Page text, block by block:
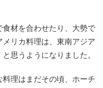
材を合わせたり、大勢で
リカ料理は、東南アジア
思うようになりました。
理はまだその頃、ホーチ